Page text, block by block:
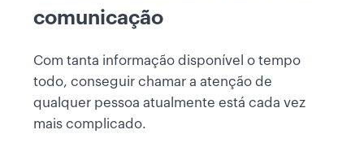
comunicação
Com tanta informação disponível o tempo
todo, conseguir chamar a atenção de
qualquer pessoa atualmente está cada vez
mais complicado.